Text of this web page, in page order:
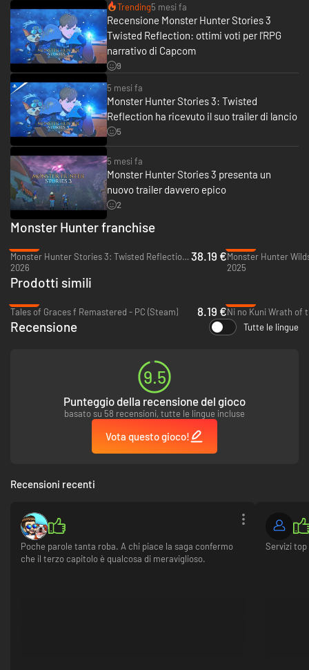
Numerose specie di mostri rischiano l'estinzione, e il mondo naturale
vacilla sull'orlo della rovina. Nell'oscurità di questi tempi bui, si riaccende
la scintilla della guerra.
Due paesi, due Rathalos.
Un Rider e il suo fidato compagno Rathalos, sferzati dai venti del destino,
in viaggio alla scoperta della verità.
Trending5 mesi fa
Recensione Monster Hunter Stories 3
Twisted Reflection: ottimi voti per l'RPG
narrativo di Capcom
9
5 mesi fa
Monster Hunter Stories 3: Twisted
Reflection ha ricevuto il suo trailer di lancio
5
5 mesi fa
Monster Hunter Stories 3 presenta un
nuovo trailer davvero epico
2
Monster Hunter franchise
Monster Hunter Stories 3: Twisted Reflection - PC (Steam)
2026
38.19 €Monster Hunter
2025
Prodotti simili
Tales of Graces f Remastered - PC (Steam)
8.19 €
Recensione Tutte le lingue
9.5
Punteggio della recensione del gioco
basato su 58 recensioni, tutte le lingue incluse
Vota questo gioco!
Recensioni recenti
Poche parole tanta roba. A chi piace la saga confermo
che il terzo capitolo è qualcosa di meraviglioso.
Servizi top